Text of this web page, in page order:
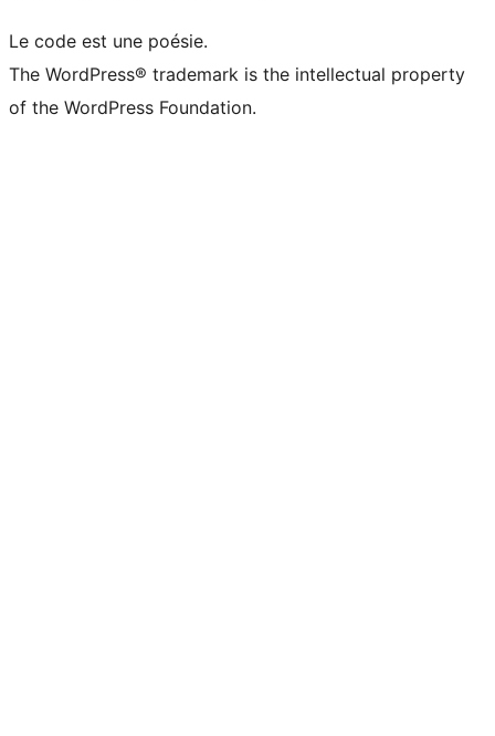
Le code est une poésie.
The WordPress® trademark is the intellectual property
of the WordPress Foundation.